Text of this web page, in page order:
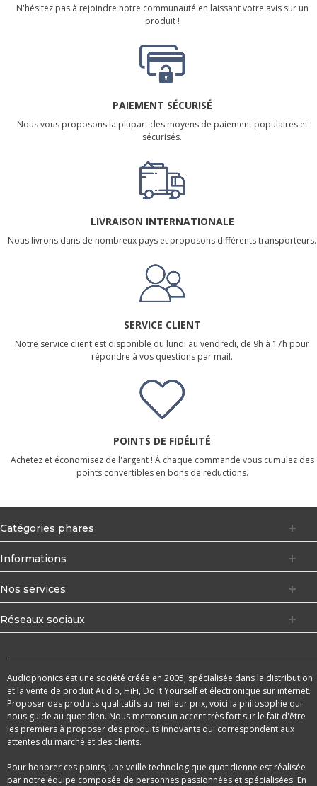
N'hésitez pas à rejoindre notre communauté en laissant votre avis sur un
produit !
PAIEMENT SÉCURISÉ
Nous vous proposons la plupart des moyens de paiement populaires et
sécurisés.
LIVRAISON INTERNATIONALE
Nous livrons dans de nombreux pays et proposons différents transporteurs.
SERVICE CLIENT
Notre service client est disponible du lundi au vendredi, de 9h à 17h pour
répondre à vos questions par mail.
POINTS DE FIDÉLITÉ
Achetez et économisez de l'argent ! À chaque commande vous cumulez des
points convertibles en bons de réductions.
Catégories phares
Informations
Nos services
Réseaux sociaux
Audiophonics est une société créée en 2005, spécialisée dans la distribution
et la vente de produit Audio, HiFi, Do It Yourself et électronique sur internet.
Proposer des produits qualitatifs au meilleur prix, voici la philosophie qui
nous guide au quotidien. Nous mettons un accent très fort sur le fait d'être
les premiers à proposer des produits innovants qui correspondent aux
attentes du marché et des clients.
Pour honorer ces points, une veille technologique quotidienne est réalisée
par notre équipe composée de personnes passionnées et spécialisées. En